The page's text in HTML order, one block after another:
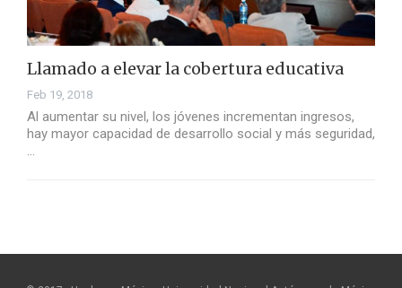
Llamado a elevar la cobertura educativa
Feb 19, 2018
Al aumentar su nivel, los jóvenes incrementan ingresos,
hay mayor capacidad de desarrollo social y más seguridad,
…